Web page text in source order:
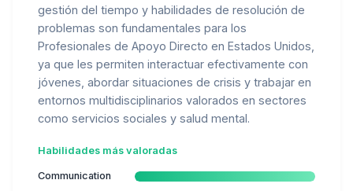
gestión del tiempo y habilidades de resolución de
problemas son fundamentales para los
Profesionales de Apoyo Directo en Estados Unidos,
ya que les permiten interactuar efectivamente con
jóvenes, abordar situaciones de crisis y trabajar en
entornos multidisciplinarios valorados en sectores
como servicios sociales y salud mental.
Habilidades más valoradas
Communication